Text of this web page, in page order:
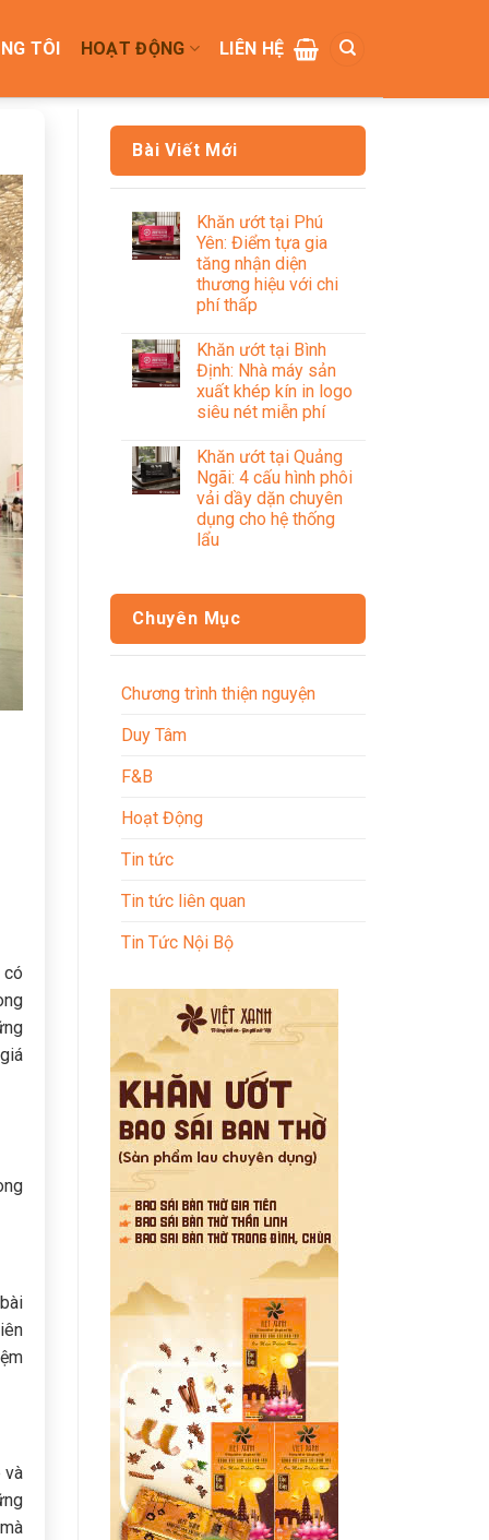
TÔI HOẠT ĐỘNG LIÊN HỆ
có
và
Bài Viết Mới
Khăn ướt tại Phú
Yên: Điểm tựa gia
tăng nhận diện
thương hiệu với chi
phí thấp
Khăn ướt tại Bình
Định: Nhà máy sản
xuất khép kín in logo
siêu nét miễn phí
Khăn ướt tại Quảng
Ngãi: 4 cấu hình phôi
vải dầy dặn chuyên
dụng cho hệ thống
lẩu
Chuyên Mục
Chương trình thiện nguyện
Duy Tâm
F&B
Hoạt Động
Tin tức
Tin tức liên quan
Tin Tức Nội Bộ